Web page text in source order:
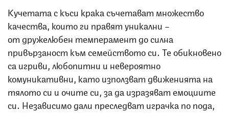
Кучетата с къси крака съчетават множество
качества, които ги правят уникални –
от дружелюбен темперамент до силна
привързаност към семейството си. Те обикновено
са игриви, любопитни и невероятно
комуникативни, като използват движенията на
тялото си и очите си, за да изразяват емоциите
си. Независимо дали преследват играчка по пода,